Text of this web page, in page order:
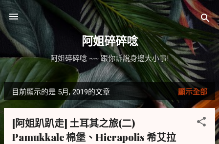
跳到主要內容
阿姐碎碎唸
阿姐碎碎唸 ~~ 跟你訴說身邊大小事!
發
文
目前顯示的是 5月, 2019的文章 顯示全部
[阿姐趴趴走] 土耳其之旅(二)
Pamukkale 棉堡、Hierapolis 希艾拉